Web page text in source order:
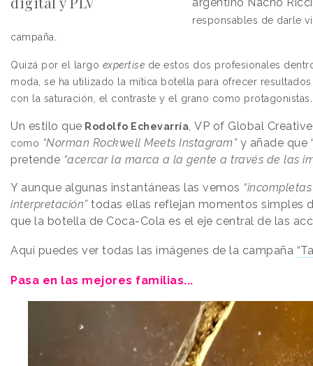
responsables de darle
campaña.
Quizá por el largo expertise de estos dos profesionales
moda, se ha utilizado la mítica botella para ofrecer
con la saturación, el contraste y el grano como
Un estilo que Rodolfo Echevarría, VP of Global
como “Norman Rockwell Meets Instagram”y añade que
pretende “acercar la marca a la gente a través de las
Y aunque algunas instantáneas las vemos
interpretación” todas ellas reflejan momentos simples
que la botella de Coca-Cola es el eje central de las
Aquí puedes ver todas las imágenes de la campaña
Pasa en las mejores familias...